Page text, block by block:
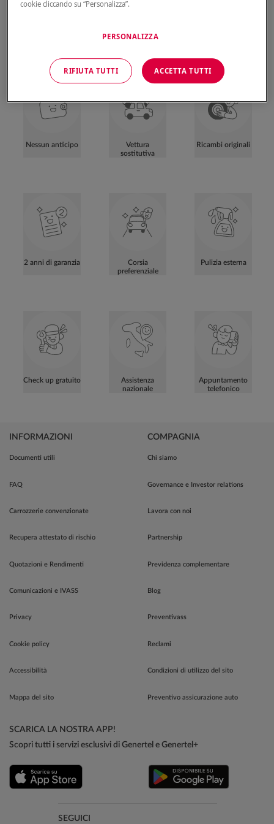
Nessun anticipo
Vettura
sostitutiva
Ricambi originali
2 anni di garanzia
Corsia
preferenziale
Pulizia esterna
Check up gratuito
Assistenza
nazionale
Appuntamento
telefonico
INFORMAZIONI
Documenti utili
FAQ
Carrozzerie convenzionate
Recupera attestato di rischio
Quotazioni e Rendimenti
Comunicazioni e IVASS
Privacy
Cookie policy
Accessibilità
Mappa del sito
COMPAGNIA
Chi siamo
Governance e Investor relations
Lavora con noi
Partnership
Previdenza complementare
Blog
Preventivass
Reclami
Condizioni di utilizzo del sito
Preventivo assicurazione auto
SCARICA LA NOSTRA APP!
Scopri tutti i servizi esclusivi di Genertel e Genertel+
SEGUICI
cookie cliccando su “Personalizza”.
PERSONALIZZA
RIFIUTA TUTTI ACCETTA TUTTI